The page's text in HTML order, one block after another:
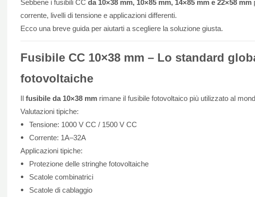
Sebbene i fusibili CC da 10×38 mm, 10×85 mm, 14×85 mm e 22×58 mm
corrente, livelli di tensione e applicazioni differenti.
Ecco una breve guida per aiutarti a scegliere la soluzione giusta.
Fusibile CC 10×38 mm – Lo standard
fotovoltaiche
Il fusibile da 10×38 mmrimane il fusibile fotovoltaico più utilizzato al
Valutazioni tipiche:
Tensione: 1000 V CC / 1500 V CC
Corrente: 1A–32A
Applicazioni tipiche:
Protezione delle stringhe fotovoltaiche
Scatole combinatrici
Scatole di cablaggio